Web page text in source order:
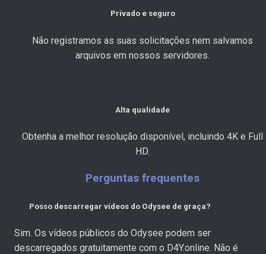
Privado e seguro
Não registramos as suas solicitações nem salvamos
arquivos em nossos servidores.
Alta qualidade
Obtenha a melhor resolução disponível, incluindo 4K e Full
HD.
Perguntas frequentes
Posso descarregar vídeos do Odysee de graça?
Sim. Os vídeos públicos do Odysee podem ser
descarregados gratuitamente com o D4Y.online. Não é